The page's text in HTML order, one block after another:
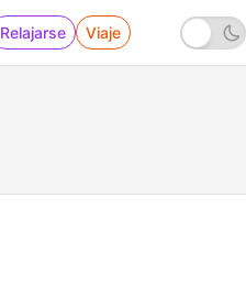
Relajarse Viaje